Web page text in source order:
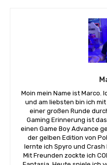
Moin mein Name ist Marco.
und am liebsten bin ich
einer großen Runde
Gaming Erinnerung ist
einen Game Boy Advance
der gelben Edition von
lernte ich Spyro und
Mit Freunden zockte ich